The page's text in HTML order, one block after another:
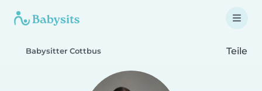
Babysitter Cottbus Teile